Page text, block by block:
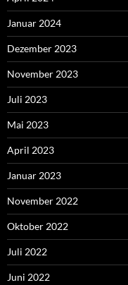
Januar 2024
Dezember 2023
November 2023
Juli 2023
Mai 2023
April 2023
Januar 2023
November 2022
Oktober 2022
Juli 2022
Juni 2022